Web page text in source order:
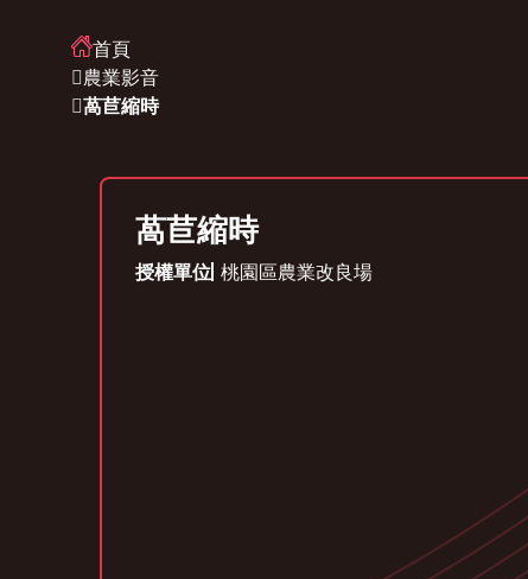
首頁
農業影音
萵苣縮時
萵苣縮時
授權單位 桃園區農業改良場